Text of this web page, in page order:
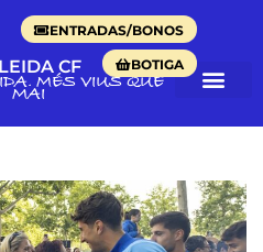
ENTRADAS/BONOS
BOTIGA
CF
MÉS VIUS QUE
MAI